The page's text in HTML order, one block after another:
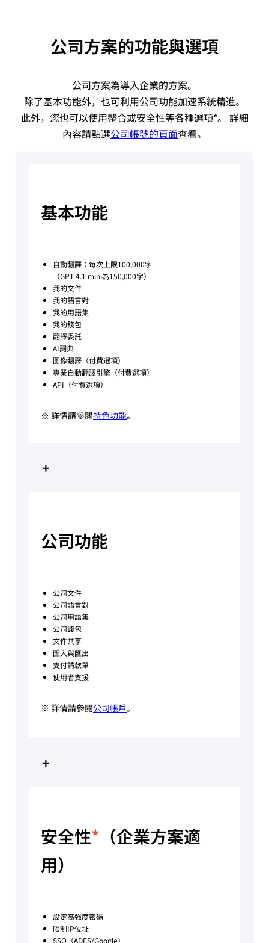
公司方案的功能與選項
公司方案為導入企業的方案。
除了基本功能外，也可利用公司功能加速系統精進。
此外，您也可以使用整合或安全性等各種選項*。 詳細
內容請點選公司帳號的頁面查看。
基本功能
自動翻譯：每次上限100,000字
（GPT-4.1 mini為150,000字）
我的文件
我的語言對
我的用語集
我的錢包
翻譯委託
AI詞典
圖像翻譯（付費選項）
專業自動翻譯引擎（付費選項）
API（付費選項）
※ 詳情請參閱特色功能。
+
公司功能
公司文件
公司語言對
公司用語集
公司錢包
文件共享
匯入與匯出
支付請款單
使用者支援
※ 詳情請參閱公司帳戶。
+
安全性* （企業方案適
用）
設定高強度密碼
限制IP位址
SSO（ADFS/Google）